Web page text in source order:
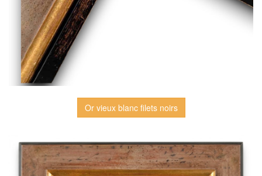
Or vieux blanc filets noirs